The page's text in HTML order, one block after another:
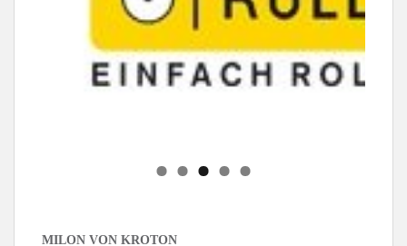
MILON VON KROTON